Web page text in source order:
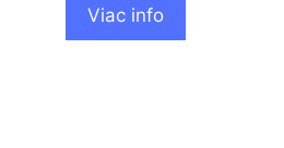
Viac info